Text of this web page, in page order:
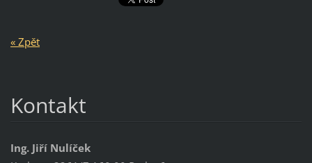
« Zpět
Kontakt
Ing. Jiří Nulíček